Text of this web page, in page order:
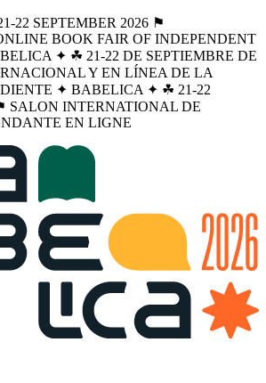
22 SEPTEMBER 2026 ⚑
BOOK FAIR OF INDEPENDENT
✦ ☘︎ 21-22 DE SEPTIEMBRE DE
Y EN LÍNEA DE LA
✦ BABELICA ✦ ☘︎ 21-22
SALON INTERNATIONAL DE
EN LIGNE